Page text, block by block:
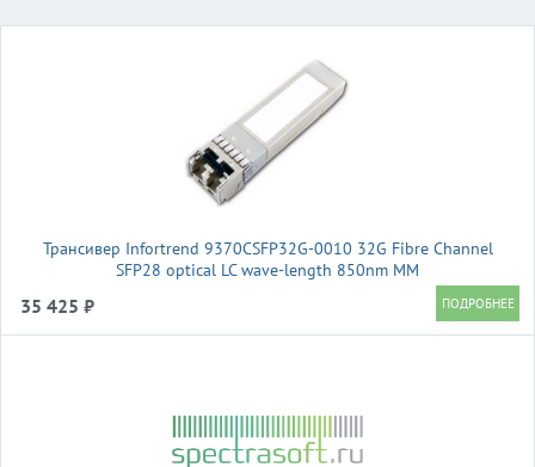
Трансивер Infortrend 9370CSFP32G-0010 32G Fibre Channel
SFP28 optical LC wave-length 850nm MM
35 425 ₽